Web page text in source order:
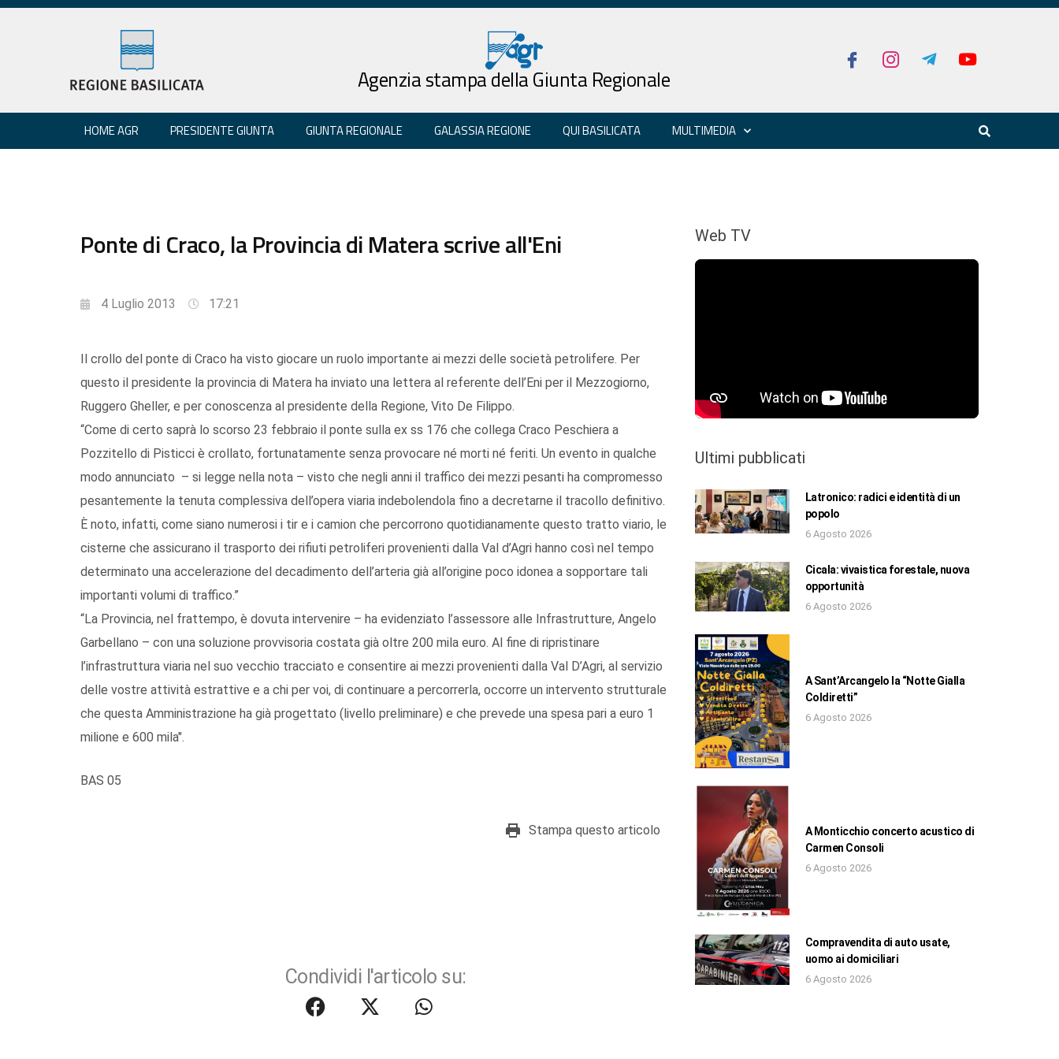
Agenzia stampa della Giunta Regionale
HOME AGR PRESIDENTE GIUNTA GIUNTA REGIONALE GALASSIA REGIONE QUI BASILICATA MULTIMEDIA
Ponte di Craco, la Provincia di Matera scrive all'Eni
4 Luglio 2013 17:21
Il crollo del ponte di Craco ha visto giocare un ruolo importante ai mezzi delle società petrolifere. Per
questo il presidente la provincia di Matera ha inviato una lettera al referente dell’Eni per il Mezzogiorno,
Ruggero Gheller, e per conoscenza al presidente della Regione, Vito De Filippo.
“Come di certo saprà lo scorso 23 febbraio il ponte sulla ex ss 176 che collega Craco Peschiera a
Pozzitello di Pisticci è crollato, fortunatamente senza provocare né morti né feriti. Un evento in qualche
modo annunciato – si legge nella nota – visto che negli anni il traffico dei mezzi pesanti ha compromesso
pesantemente la tenuta complessiva dell’opera viaria indebolendola fino a decretarne il tracollo definitivo.
È noto, infatti, come siano numerosi i tir e i camion che percorrono quotidianamente questo tratto viario, le
cisterne che assicurano il trasporto dei rifiuti petroliferi provenienti dalla Val d’Agri hanno così nel tempo
determinato una accelerazione del decadimento dell’arteria già all’origine poco idonea a sopportare tali
importanti volumi di traffico.”
“La Provincia, nel frattempo, è dovuta intervenire – ha evidenziato l’assessore alle Infrastrutture, Angelo
Garbellano – con una soluzione provvisoria costata già oltre 200 mila euro. Al fine di ripristinare
l’infrastruttura viaria nel suo vecchio tracciato e consentire ai mezzi provenienti dalla Val D’Agri, al servizio
delle vostre attività estrattive e a chi per voi, di continuare a percorrerla, occorre un intervento strutturale
che questa Amministrazione ha già progettato (livello preliminare) e che prevede una spesa pari a euro 1
milione e 600 mila".
BAS 05
Stampa questo articolo
Condividi l'articolo su:
Web TV
Ultimi pubblicati
Latronico: radici e identità di un
popolo
6 Agosto 2026
Cicala: vivaistica forestale, nuova
opportunità
6 Agosto 2026
A Sant’Arcangelo la “Notte Gialla
Coldiretti”
6 Agosto 2026
A Monticchio concerto acustico di
Carmen Consoli
6 Agosto 2026
Compravendita di auto usate,
uomo ai domiciliari
6 Agosto 2026